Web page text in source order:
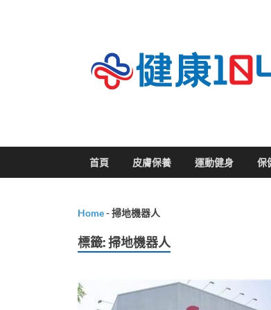
首頁 皮膚保養 運動健身 保
Home-掃地機器人
標籤:掃地機器人